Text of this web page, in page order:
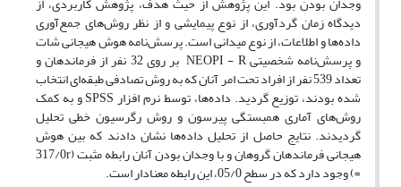
دیدگاه زمان گردآوری، از نوع پیمایشی و از نظر روش‌های جمع‌آوری
داده‌ها و اطلاعات، از نوع میدانی است. پرسش‌نامه هوش هیجانی شات
و پرسش‌نامه شخصیتی NEOPI - R بر روی 32 نفر از فرماندهان و
تعداد 539 نفر از افراد تحت امر آنان که به روش تصادفی طبقه‌ای انتخاب
شده بودند، توزیع گردید. داده‌ها، توسط نرم افزار SPSS و به کمک
روش‌های آماری همبستگی پیرسون و روش رگرسیون خطی تحلیل
گردیدند. نتایج حاصل از تحلیل داده‌ها نشان دادند که بین هوش
هیجانی فرماندهان گروهان و با وجدان بودن آنان رابطه مثبت (317/0r
=) وجود دارد که در سطح 05/0، این رابطه معنادار است.